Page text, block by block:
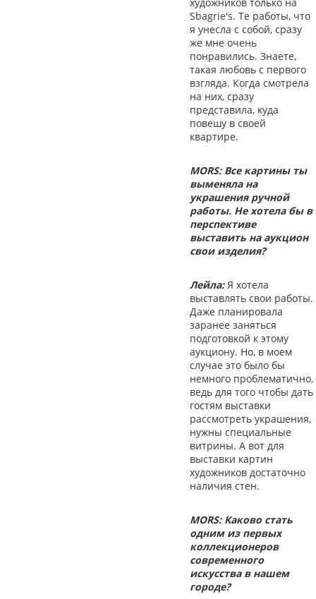
Sbagrie's. Те работы, что
я унесла с собой, сразу
же мне очень
понравились. Знаете,
такая любовь с первого
взгляда. Когда смотрела
на них, сразу
представила, куда
повешу в своей
квартире.
MORS: Все картины ты
выменяла на
украшения ручной
работы. Не хотела бы в
перспективе
выставить на аукцион
свои изделия?
Лейла:Я хотела
выставлять свои работы.
Даже планировала
заранее заняться
подготовкой к этому
аукциону. Но, в моем
случае это было бы
немного проблематично,
ведь для того чтобы дать
гостям выставки
рассмотреть украшения,
нужны специальные
витрины. А вот для
выставки картин
художников достаточно
наличия стен.
MORS: Каково стать
одним из первых
коллекционеров
современного
искусства в нашем
городе?